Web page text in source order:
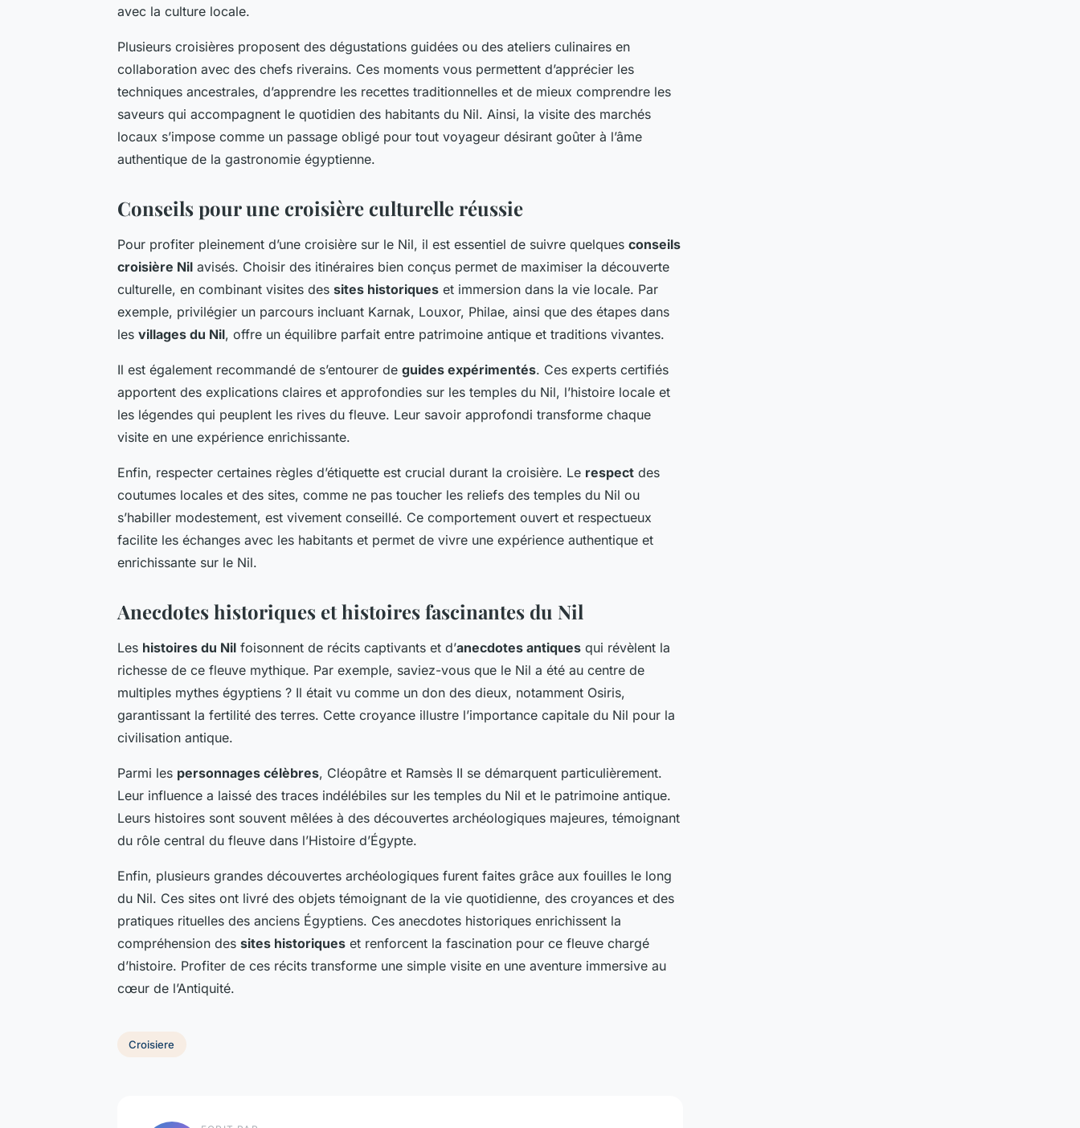
avec la culture locale.
Plusieurs croisières proposent des dégustations guidées ou des ateliers culinaires en
collaboration avec des chefs riverains. Ces moments vous permettent d’apprécier les
techniques ancestrales, d’apprendre les recettes traditionnelles et de mieux comprendre les
saveurs qui accompagnent le quotidien des habitants du Nil. Ainsi, la visite des marchés
locaux s’impose comme un passage obligé pour tout voyageur désirant goûter à l’âme
authentique de la gastronomie égyptienne.
Conseils pour une croisière culturelle réussie
Pour profiter pleinement d’une croisière sur le Nil, il est essentiel de suivre quelques conseils
croisière Nil avisés. Choisir des itinéraires bien conçus permet de maximiser la découverte
culturelle, en combinant visites des sites historiques et immersion dans la vie locale. Par
exemple, privilégier un parcours incluant Karnak, Louxor, Philae, ainsi que des étapes dans
les villages du Nil, offre un équilibre parfait entre patrimoine antique et traditions vivantes.
Il est également recommandé de s’entourer de guides expérimentés. Ces experts certifiés
apportent des explications claires et approfondies sur les temples du Nil, l’histoire locale et
les légendes qui peuplent les rives du fleuve. Leur savoir approfondi transforme chaque
visite en une expérience enrichissante.
Enfin, respecter certaines règles d’étiquette est crucial durant la croisière. Le respect des
coutumes locales et des sites, comme ne pas toucher les reliefs des temples du Nil ou
s’habiller modestement, est vivement conseillé. Ce comportement ouvert et respectueux
facilite les échanges avec les habitants et permet de vivre une expérience authentique et
enrichissante sur le Nil.
Anecdotes historiques et histoires fascinantes du Nil
Les histoires du Nil foisonnent de récits captivants et d’anecdotes antiques qui révèlent la
richesse de ce fleuve mythique. Par exemple, saviez-vous que le Nil a été au centre de
multiples mythes égyptiens ? Il était vu comme un don des dieux, notamment Osiris,
garantissant la fertilité des terres. Cette croyance illustre l’importance capitale du Nil pour la
civilisation antique.
Parmi les personnages célèbres, Cléopâtre et Ramsès II se démarquent particulièrement.
Leur influence a laissé des traces indélébiles sur les temples du Nil et le patrimoine antique.
Leurs histoires sont souvent mêlées à des découvertes archéologiques majeures, témoignant
du rôle central du fleuve dans l’Histoire d’Égypte.
Enfin, plusieurs grandes découvertes archéologiques furent faites grâce aux fouilles le long
du Nil. Ces sites ont livré des objets témoignant de la vie quotidienne, des croyances et des
pratiques rituelles des anciens Égyptiens. Ces anecdotes historiques enrichissent la
compréhension des sites historiques et renforcent la fascination pour ce fleuve chargé
d’histoire. Profiter de ces récits transforme une simple visite en une aventure immersive au
cœur de l’Antiquité.
Croisiere